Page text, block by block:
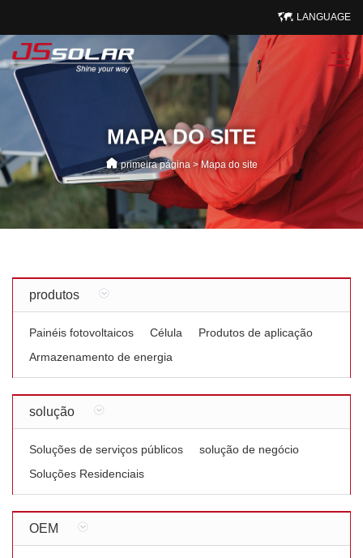
LANGUAGE
MAPA DO SITE
primeira página >Mapa do site
produtos
Painéis fotovoltaicos Célula
Produtos de aplicação
Armazenamento de energia
solução
Soluções de serviços públicos
solução de negócio
Soluções Residenciais
OEM